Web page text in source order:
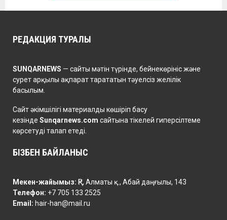
РЕДАКЦИЯ ТУРАЛЫ
SUNQARNEWS — сайты мәтін түрінде, бейнекөрініс және
сурет арқылы ақпарат тарататын тәуелсіз желілік
басылым.
Сайт әкімшілігі материалды көшіріп басу
кезінде Sunqarnews.com сайтына тікелей гиперсілтеме
көрсетуді талап етеді.
БІЗБЕН БАЙЛАНЫС
Мекен-жайымыз: ҚР, Алматы қ., Абай даңғылы, 143
Телефон: +7 705 133 2525
Email: hair-han@mail.ru